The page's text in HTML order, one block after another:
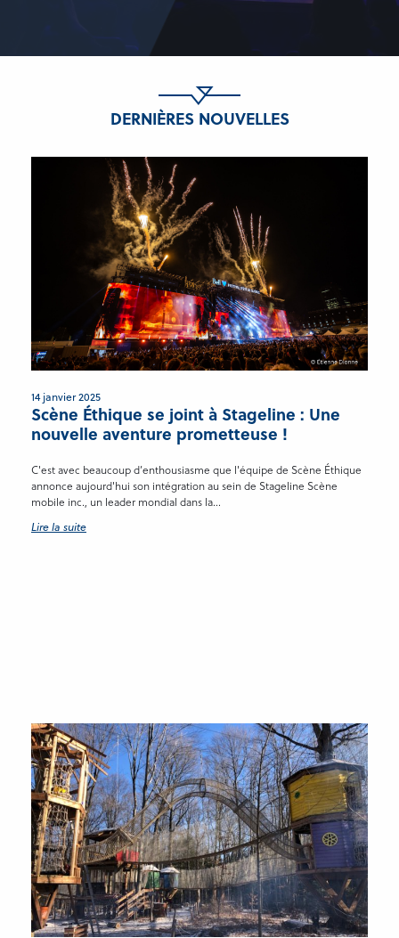
DERNIÈRES NOUVELLES
14 janvier 2025
Scène Éthique se joint à Stageline : Une
nouvelle aventure prometteuse !
C'est avec beaucoup d’enthousiasme que l'équipe de Scène Éthique
annonce aujourd'hui son intégration au sein de Stageline Scène
mobile inc., un leader mondial dans la...
Lire la suite